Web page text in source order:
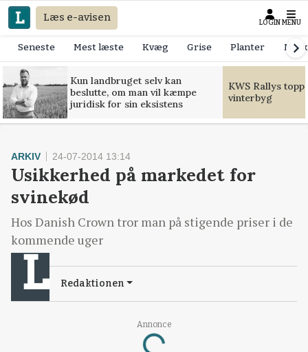
Læs e-avisen LOGIN MENU
Seneste Mest læste Kvæg Grise Planter
Kun landbruget selv kan
beslutte, om man vil kæmpe
juridisk for sin eksistens
KWS Rallys
vinterbyg
Annonce
Loading...
ARKIV 24-07-2014 13:14
Usikkerhed på markedet for
svinekød
Hos Danish Crown tror man på stigende priser i de
kommende uger
Redaktionen